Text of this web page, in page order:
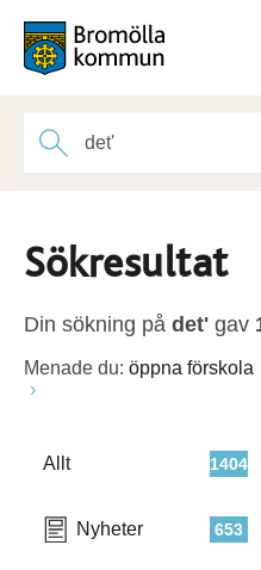
Sökresultat
Din sökning på det' gav
Menade du: öppna förskola
1404
Allt
653
Nyheter